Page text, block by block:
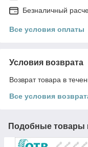
Безналичный
Все условия оплаты
Условия возврата
Возврат товара в
Все условия
Подобные товары